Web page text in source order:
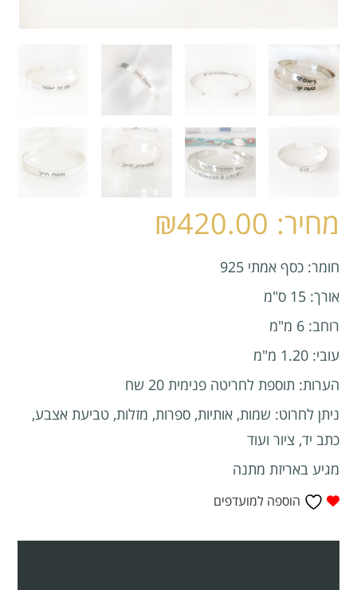
₪420.00
חומר: כסף אמתי 925
אורך: 15 ס"מ
רוחב: 6 מ"מ
עובי: 1.20 מ"מ
הערות: תוספת לחריטה פנימית 20 שח
ניתן לחרוט: שמות, אותיות, ספרות, מזלות, טביעת אצבע,
כתב יד, ציור ועוד
מגיע באריזת מתנה
הוספה למועדפים